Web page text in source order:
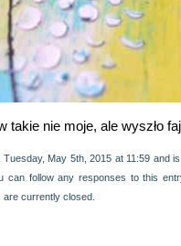
takie nie moje, ale wyszło
May 5th, 2015 at 11:59 and
can follow any responses to this
currently closed.